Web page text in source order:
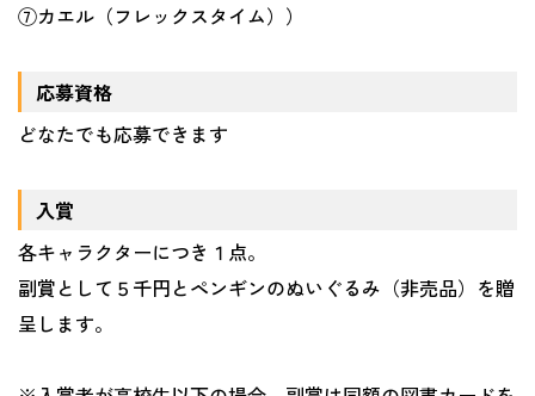
⑦カエル（フレックスタイム））
応募資格
どなたでも応募できます
入賞
各キャラクターにつき１点。
副賞として５千円とペンギンのぬいぐるみ（非売品）を贈
呈します。